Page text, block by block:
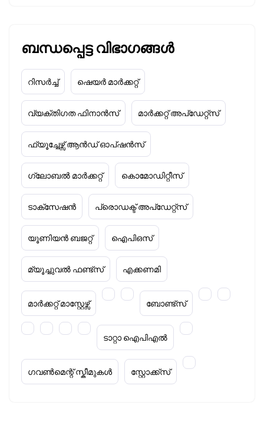
ബന്ധപ്പെട്ട വിഭാഗങ്ങൾ
റിസർച്ച് ഷെയർ മാർക്കറ്റ്
വ്യക്തിഗത ഫിനാൻസ് മാർക്കറ്റ് അപ്‌ഡേറ്റ്സ്
ഫ്യൂച്ചേഴ്സ് ആൻഡ് ഓപ്ഷൻസ്
ഗ്ലോബൽ മാർക്കറ്റ് കൊമോഡിറ്റീസ്
ടാക്‌സേഷൻ പ്രൊഡക്ട് അപ്‌ഡേറ്റ്സ്
യൂണിയൻ ബജറ്റ് ഐപിഒസ്
മ്യൂച്ചുവൽ ഫണ്ട്സ് എക്കണമി
മാർക്കറ്റ് മാസ്റ്റേഴ്സ് ബോണ്ട്സ്
ടാറ്റാ ഐപിഎൽ
ഗവൺമെന്റ് സ്കീമുകൾ സ്റ്റോക്ക്‌സ്